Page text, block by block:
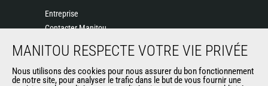
Entreprise
Contacter Manitou
Politique de protection des données
Evénements
MANITOU RESPECTE VOTRE VIE PRIVÉE
Nous utilisons des cookies pour nous assurer du bon fonctionnement
de notre site, pour analyser le trafic dans le but de vous fournir une